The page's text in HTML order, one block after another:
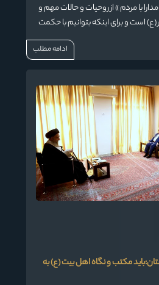
با مردم » از روحیات و حالات مهم و
(ع) است و برای اینکه بتوانیم با حکمت
بکنیم باید با عقلانیت مدارا با
ادامه مطلب
مکتب و نگاه اهل بیت (ع) به